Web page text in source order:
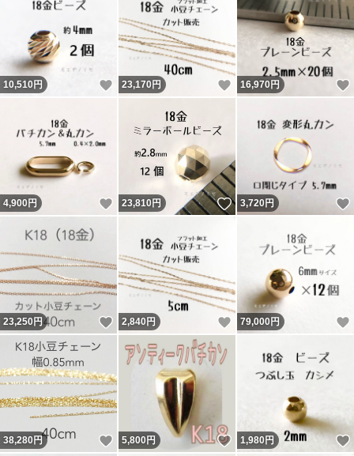
10,510 円 いいね！
23,170 円 いいね！
16,970円
4,900円 いいね！
23,810円 いいね！
3,720円
23,250円 いいね！
2,840 円 いいね！
79,000円
38,280円 いいね！
5,800円 いいね！
1,980円